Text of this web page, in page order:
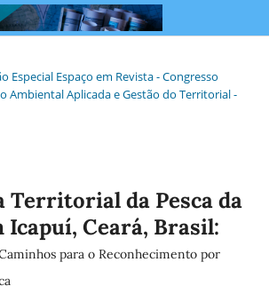
Especial Espaço em Revista - Congresso
Ambiental Aplicada e Gestão do Territorial -
Territorial da Pesca da
Icapuí, Ceará, Brasil:
para o Reconhecimento por